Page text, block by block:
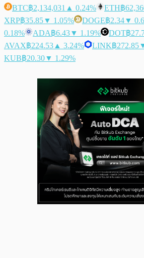
BTC฿2,134,031 ▲ 0.24% ETH฿
XRP฿35.85▼ 1.05% DOGE฿2.34▼
0.18%
ADA฿6.43▼ 1.19% DOT฿
AVAX฿224.53 ▲ 3.24% LINK฿272.85
KUB฿20.30▼ 1.29%